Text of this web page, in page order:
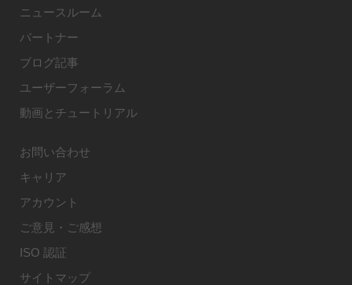
ニュースルーム
パートナー
ブログ記事
ユーザーフォーラム
動画とチュートリアル
お問い合わせ
キャリア
アカウント
ご意見・ご感想
ISO 認証
サイトマップ